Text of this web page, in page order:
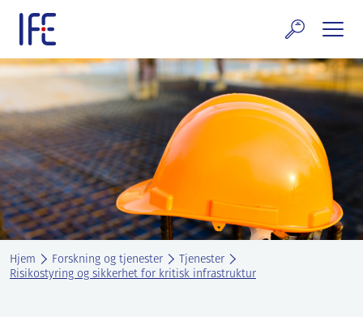
content
og tjenester
teknologi & eiendom
atomanlegg
Norske thoriumnettverket
Hjem Forskning og tjenester
Tjenester
Risikostyring og sikkerhet for kritisk infrastruktur